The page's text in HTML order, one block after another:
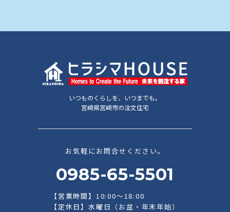
いつものくらしを、いつまでも。
宮崎県宮崎市の注文住宅
お気軽にお問合せください。
0985-65-5501
【営業時間】10:00～18:00
【定休日】水曜日（お盆・年末年始）